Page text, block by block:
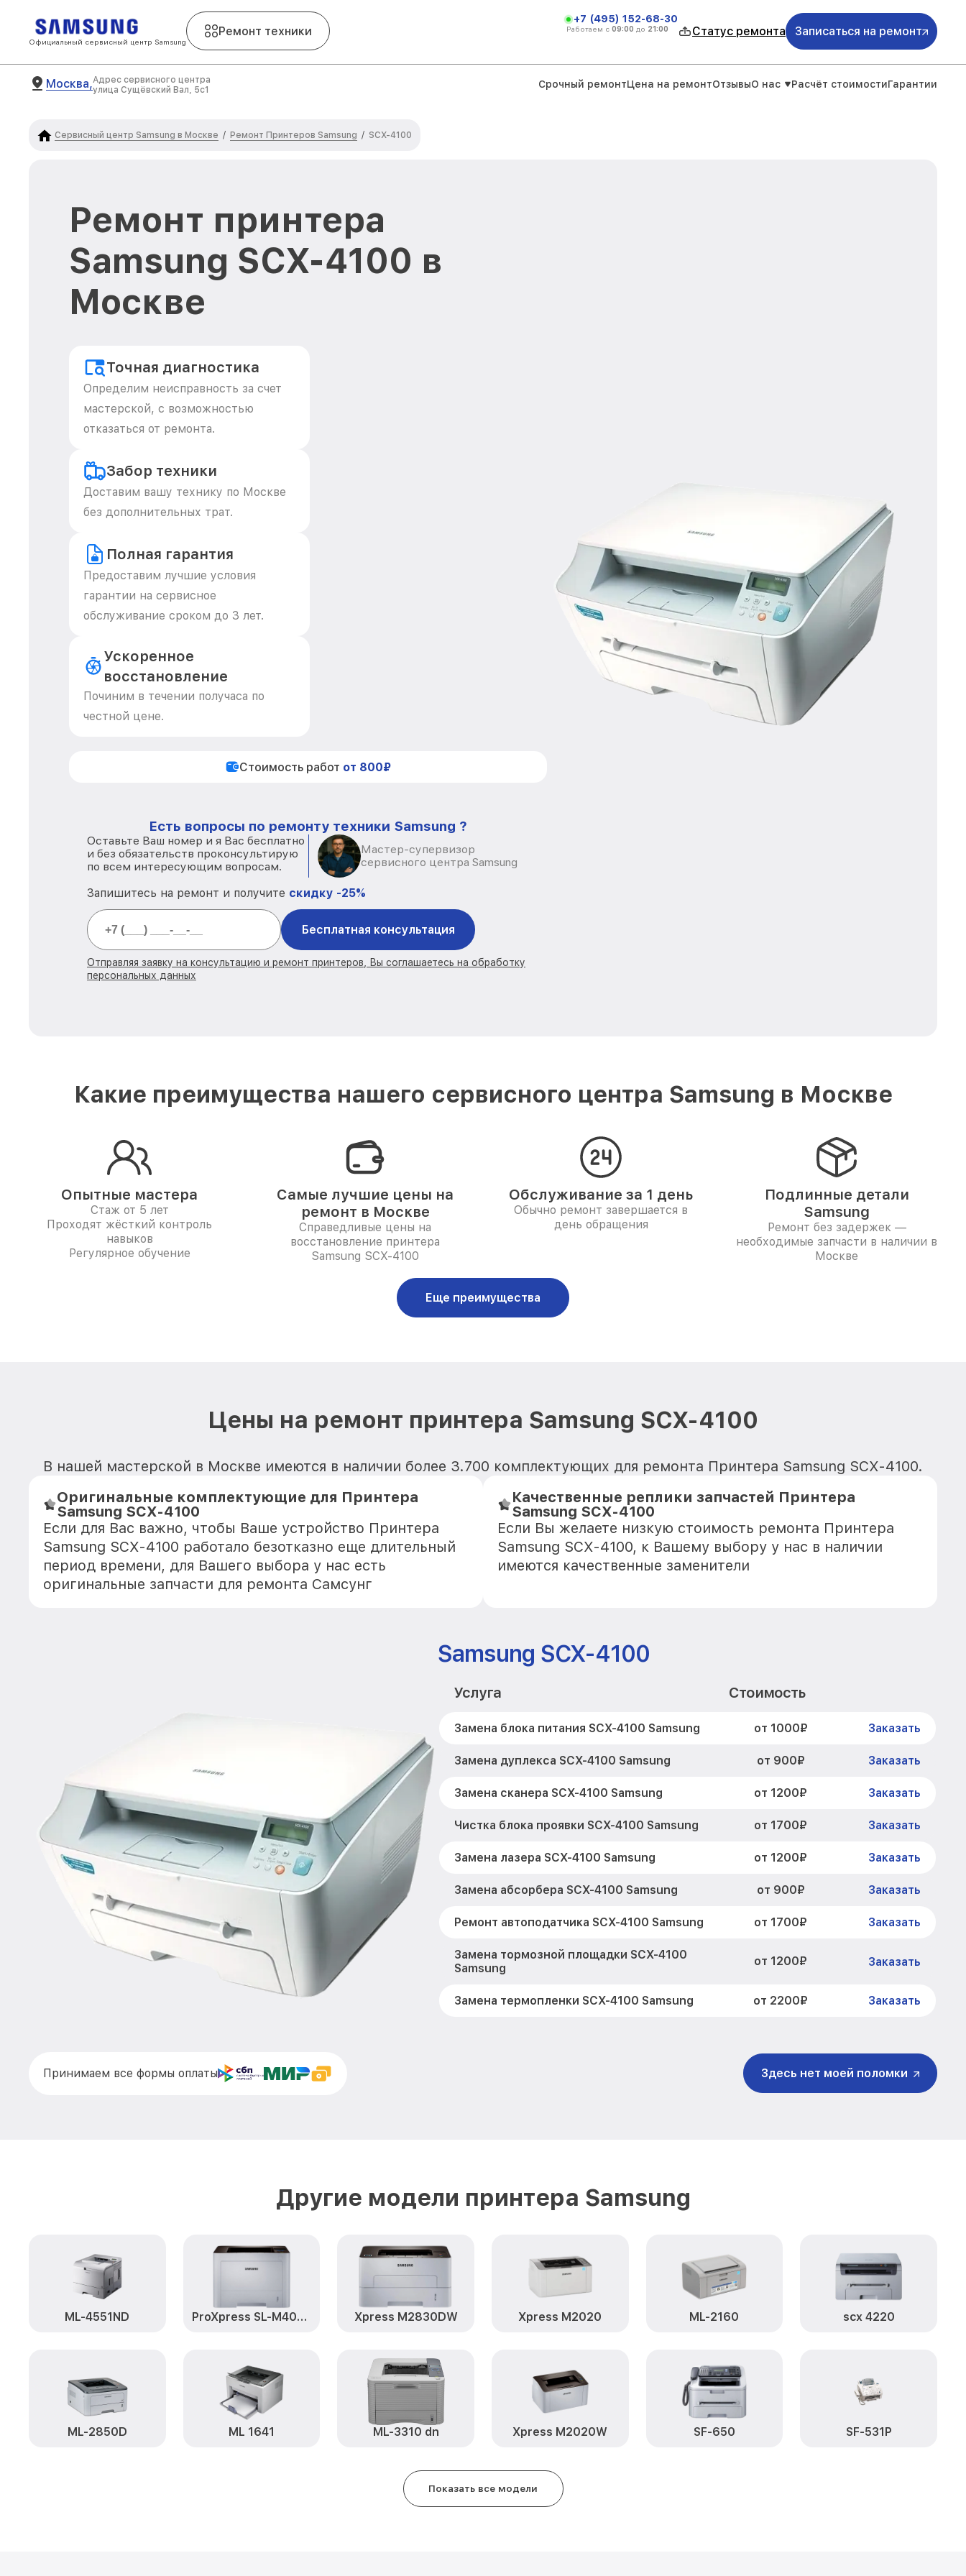
Официальный сервисный центр Samsung
Ремонт техники
+7 (495) 152-68-30
Работаем с 09:00 до 21:00 Статус ремонта Записаться на ремонт
Москва,Адрес сервисного центра
улица Сущёвский Вал, 5с1
Срочный ремонтЦена на ремонтОтзывыО нас Расчёт стоимостиГарантии
Сервисный центр Samsung в Москве / Ремонт Принтеров Samsung / SCX-4100
Ремонт принтера
Samsung SCX-4100 в
Москве
Точная диагностика
Определим неисправность за счет
мастерской, с возможностью
отказаться от ремонта.
Забор техники
Доставим вашу технику по Москве
без дополнительных трат.
Полная гарантия
Предоставим лучшие условия
гарантии на сервисное
обслуживание сроком до 3 лет.
Ускоренное
восстановление
Починим в течении получаса по
честной цене.
Стоимость работ от 800₽
Есть вопросы по ремонту техники Samsung ?
Оставьте Ваш номер и я Вас бесплатно
и без обязательств проконсультирую
по всем интересующим вопросам.
Мастер-супервизор
сервисного центра Samsung
Запишитесь на ремонт и получите скидку -25%
Бесплатная консультация
Отправляя заявку на консультацию и ремонт принтеров, Вы соглашаетесь на обработку
персональных данных
Какие преимущества нашего сервисного центра Samsung в Москве
Опытные мастера
Стаж от 5 лет
Проходят жёсткий контроль
навыков
Регулярное обучение
Самые лучшие цены на
ремонт в Москве
Справедливые цены на
восстановление принтера
Samsung SCX-4100
Обслуживание за 1 день
Обычно ремонт завершается в
день обращения
Подлинные детали
Samsung
Ремонт без задержек —
необходимые запчасти в наличии в
Москве
Еще преимущества
Цены на ремонт принтера Samsung SCX-4100
В нашей мастерской в Москве имеются в наличии более 3.700 комплектующих для ремонта Принтера Samsung SCX-4100.
Оригинальные комплектующие для Принтера
Samsung SCX-4100
Если для Вас важно, чтобы Ваше устройство Принтера
Samsung SCX-4100 работало безотказно еще длительный
период времени, для Вашего выбора у нас есть
оригинальные запчасти для ремонта Самсунг
Качественные реплики запчастей Принтера
Samsung SCX-4100
Если Вы желаете низкую стоимость ремонта Принтера
Samsung SCX-4100, к Вашему выбору у нас в наличии
имеются качественные заменители
Samsung SCX-4100
Услуга Стоимость
Замена блока питания SCX-4100 Samsung от 1000₽ Заказать
Замена дуплекса SCX-4100 Samsung от 900₽ Заказать
Замена сканера SCX-4100 Samsung от 1200₽ Заказать
Чистка блока проявки SCX-4100 Samsung от 1700₽ Заказать
Замена лазера SCX-4100 Samsung от 1200₽ Заказать
Замена абсорбера SCX-4100 Samsung от 900₽ Заказать
Ремонт автоподатчика SCX-4100 Samsung от 1700₽ Заказать
Замена тормозной площадки SCX-4100
Samsung
от 1200₽ Заказать
Замена термопленки SCX-4100 Samsung от 2200₽ Заказать
от 800₽ Заказать
Принимаем все формы оплаты Здесь нет моей поломки
Другие модели принтера Samsung
ML-4551ND ProXpress SL-M4020ND Xpress M2830DW Xpress M2020 ML-2160 scx 4220
ML-2850D ML 1641 ML-3310 dn Xpress M2020W SF-650 SF-531P
Показать все модели